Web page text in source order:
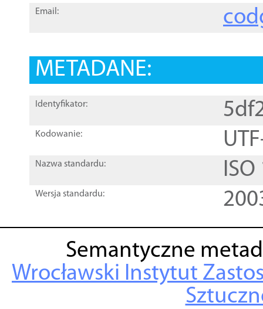
Email:
METADANE:
Identyfikator:
Kodowanie:
Nazwa standardu:
Wersja standardu:
Semantyczne
Wrocławski Instytut